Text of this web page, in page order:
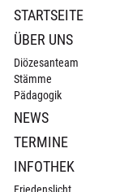
STARTSEITE
ÜBER UNS
Diözesanteam
Stämme
Pädagogik
NEWS
TERMINE
INFOTHEK